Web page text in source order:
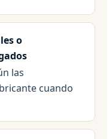
o
las
cuando